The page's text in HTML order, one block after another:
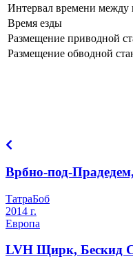
Интервал времени между
Время езды
Размещение приводной
Размещение обводной
Врбно-под-
ТатраБоб
2014 г.
Европа
LVH Щирк, Бескид